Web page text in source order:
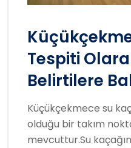
Tespiti
Belirtilere
Küçükçekmece su
olduğu bir takım
mevcuttur.Su